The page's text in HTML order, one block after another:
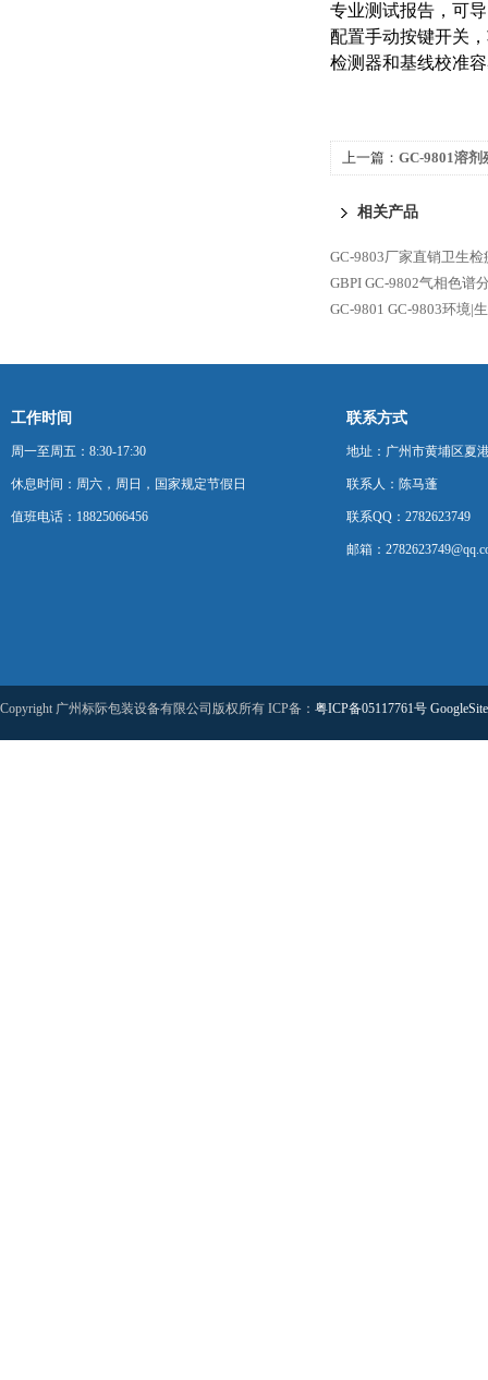
专业测试报告，可
配置手动按键开关
检测器和基线校准
上一篇： GC-9801溶剂
相关产品
GC-9803厂家直销卫生
GBPI GC-9802气相色谱
GC-9801 GC-9803环境|
工作时间
周一至周五：8:30-17:30
休息时间：周六，周日，国家规定节假日
值班电话：18825066456
联系方式
地址：广州市黄埔区夏
联系人：陈马蓬
联系QQ：2782623749
邮箱：
Copyright 广州标际包装设备有限公司版权所有 ICP备： 粤ICP备05117761号